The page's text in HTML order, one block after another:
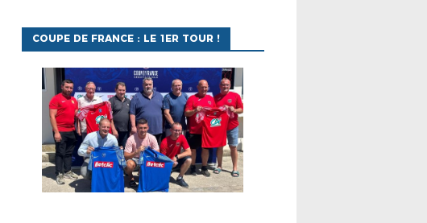
COUPE DE FRANCE : LE 1ER TOUR !